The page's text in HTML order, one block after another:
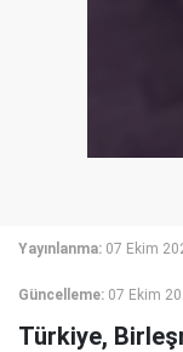
Yayınlanma: 07 Ekim
Güncelleme: 07 Ekim
Türkiye,